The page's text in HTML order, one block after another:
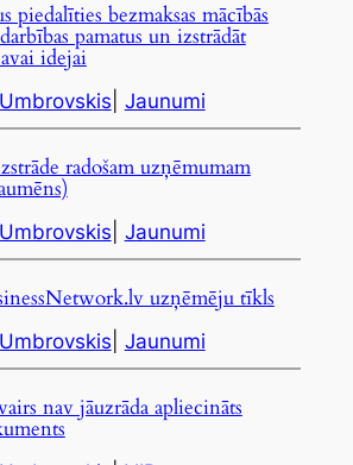
piedalīties bezmaksas mācībās
pamatus un izstrādāt
idejai
Jaunumi
radošam uzņēmumam
Jaunumi
uzņēmēju tīkls
Jaunumi
nav jāuzrāda apliecināts